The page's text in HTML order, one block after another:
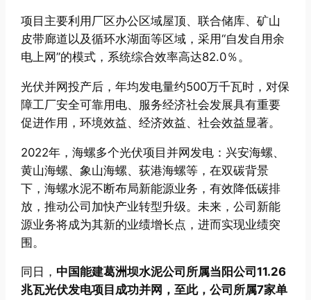
项目主要利用厂区办公区域屋顶、联合储库、矿山
皮带廊道以及循环水湖面等区域，采用“自发自用余
电上网”的模式，系统综合效率高达82.0％。
光伏并网投产后，年均发电量约500万千瓦时，对保
障工厂安全可靠用电、服务经济社会发展具有重要
促进作用，环境效益、经济效益、社会效益显著。
2022年，海螺多个光伏项目并网发电：兴安海螺、
黄山海螺、象山海螺、荻港海螺等，在双碳背景
下，海螺水泥不断布局新能源业务，有效降低碳排
放，推动公司加快产业转型升级。未来，公司新能
源业务将成为其新的业绩增长点，进而实现业绩突
围。
同日， 中国能建葛洲坝水泥公司所属当阳公司11.26
兆瓦光伏发电项目成功并网，至此，公司所属7家单